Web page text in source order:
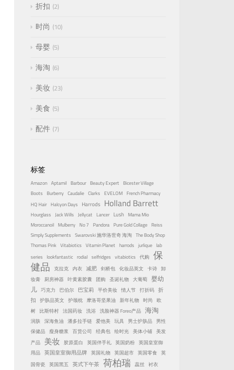
折扣 2
时尚 10
母婴 5
海淘 6
美妆 23
美食 5
配件 7
标签
Amazon Aptamil Barbour Beauty Expert Bicester Village
Boots
Burberry Caudalie Clarks EVELOM French Pharmacy
HQ Hair Halcyon Days Harrods Holland Barrett
Hourglass Jack Wills Jellycat Lancer Lush
Mama Mio
Moroccanoil Mulberry No 7 Pandora Pure Gold Collage Reiss
Simply Supplements Swarovski 施华洛世奇 海淘 The Body Shop
Thomas Pink Vitabiotics Vitamin Planet harrods jurlique lab
series lookfantastic rodial selfridges vitabiotics 代购 保
健品 克拉克 内衣 减肥 剑桥包 化妆品英文 卡诗 卸
妆膏 厨房神器 叶黄素胶囊 团购 圣诞礼物 大葡萄 婴幼
儿 巧克力 巴伯尔 巴宝莉 平价美妆 情人节 打折码 折
扣 护肤品英文 护颈枕 摩洛哥坚果油 新年礼物 时尚 欧
树 比斯特村 法国药妆 洗浴 洗脸神器 Foreo产品 海淘
润肤 深海鱼油 潘多拉手链 爱他美 玩具 男士护肤品 男性
保健品 瘦身糖浆 百货公司 经典包 绘时光 美体小铺 美发
产品 美妆 胶原蛋白 英国伴手礼 英国奶粉 英国皇室御
用品 英国皇室御用品牌 英国礼物 英国超市 英国零食 英
国骨瓷 英国黑五 英式下午茶 荷柏瑞 蕊丝 衬衣